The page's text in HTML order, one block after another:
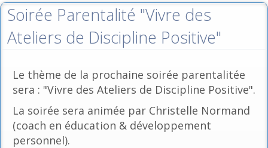
Soirée Parentalité "Vivre des
Ateliers de Discipline Positive"
Le thème de la prochaine soirée parentalitée
sera : "Vivre des Ateliers de Discipline Positive".
La soirée sera animée par Christelle Normand
(coach en éducation & développement
personnel).